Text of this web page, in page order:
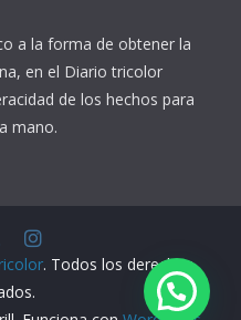
a la forma de obtener la
en el Diario tricolor
de los hechos para
mano.
. Todos los derechos